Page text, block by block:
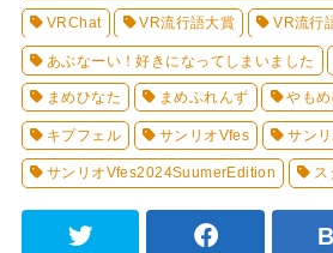
VRChat VR流行語大賞 VR流行
あぶなーい！好きになってしまいました
まめひなた まめふれんず やも
キプフェル サンリオVfes サン
サンリオVfes2024SuumerEdition ス